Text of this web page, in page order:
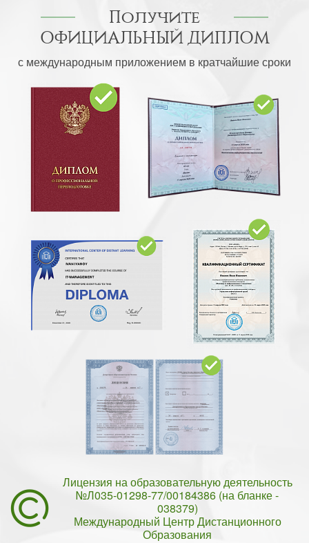
Получите
ОФИЦИАЛЬНЫЙ ДИПЛОМ
с международным приложением в кратчайшие сроки
Лицензия на образовательную деятельность
№Л035-01298-77/00184386 (на бланке -
038379)
Международный Центр Дистанционного
Образования